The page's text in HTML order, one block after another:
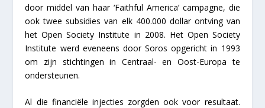
door middel van haar ‘Faithful America’ campagne, die
ook twee subsidies van elk 400.000 dollar ontving van
het Open Society Institute in 2008. Het Open Society
Institute werd eveneens door Soros opgericht in 1993
om zijn stichtingen in Centraal- en Oost-Europa te
ondersteunen.
Al die financiële injecties zorgden ook voor resultaat.